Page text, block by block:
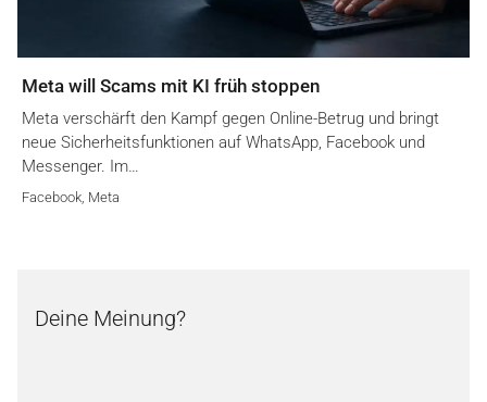
Meta will Scams mit KI früh stoppen
Meta verschärft den Kampf gegen Online-Betrug und bringt
neue Sicherheitsfunktionen auf WhatsApp, Facebook und
Messenger. Im…
Facebook, Meta
Deine Meinung?